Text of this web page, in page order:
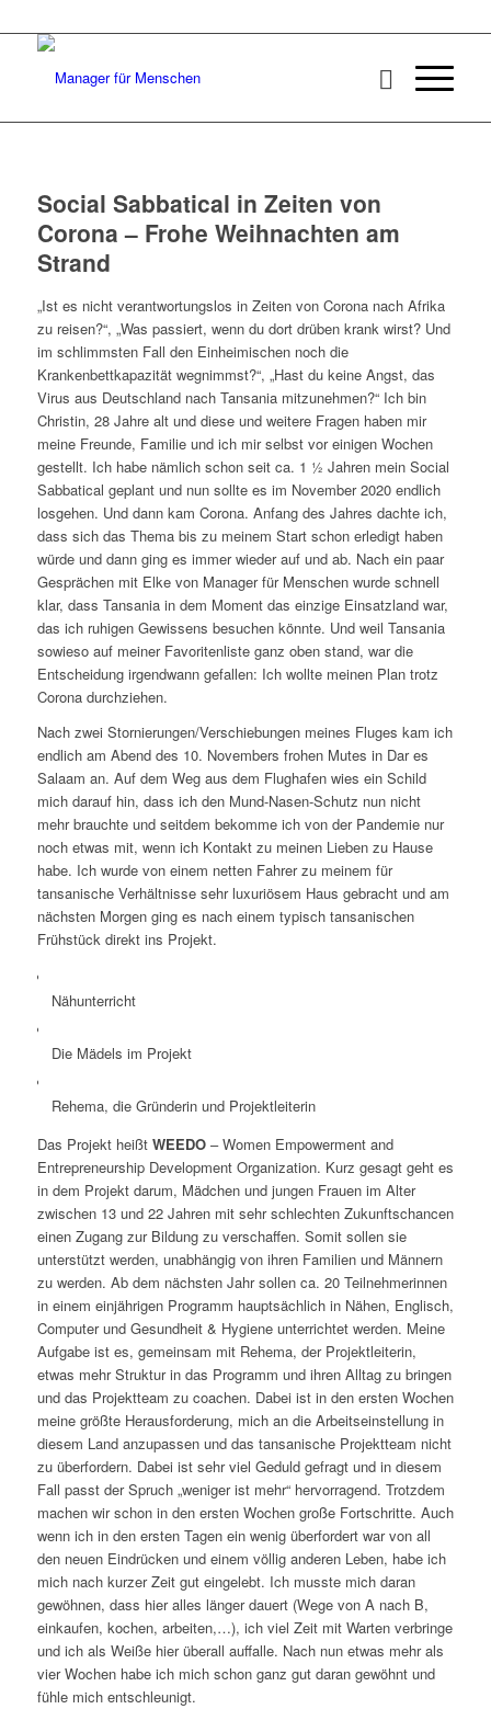
Social Sabbatical in Zeiten von
Corona – Frohe Weihnachten am
Strand
„Ist es nicht verantwortungslos in Zeiten von Corona nach Afrika
zu reisen?“, „Was passiert, wenn du dort drüben krank wirst? Und
im schlimmsten Fall den Einheimischen noch die
Krankenbettkapazität wegnimmst?“, „Hast du keine Angst, das
Virus aus Deutschland nach Tansania mitzunehmen?“ Ich bin
Christin, 28 Jahre alt und diese und weitere Fragen haben mir
meine Freunde, Familie und ich mir selbst vor einigen Wochen
gestellt. Ich habe nämlich schon seit ca. 1 ½ Jahren mein Social
Sabbatical geplant und nun sollte es im November 2020 endlich
losgehen. Und dann kam Corona. Anfang des Jahres dachte ich,
dass sich das Thema bis zu meinem Start schon erledigt haben
würde und dann ging es immer wieder auf und ab. Nach ein paar
Gesprächen mit Elke von Manager für Menschen wurde schnell
klar, dass Tansania in dem Moment das einzige Einsatzland war,
das ich ruhigen Gewissens besuchen könnte. Und weil Tansania
sowieso auf meiner Favoritenliste ganz oben stand, war die
Entscheidung irgendwann gefallen: Ich wollte meinen Plan trotz
Corona durchziehen.
Nach zwei Stornierungen/Verschiebungen meines Fluges kam ich
endlich am Abend des 10. Novembers frohen Mutes in Dar es
Salaam an. Auf dem Weg aus dem Flughafen wies ein Schild
mich darauf hin, dass ich den Mund-Nasen-Schutz nun nicht
mehr brauchte und seitdem bekomme ich von der Pandemie nur
noch etwas mit, wenn ich Kontakt zu meinen Lieben zu Hause
habe. Ich wurde von einem netten Fahrer zu meinem für
tansanische Verhältnisse sehr luxuriösem Haus gebracht und am
nächsten Morgen ging es nach einem typisch tansanischen
Frühstück direkt ins Projekt.
Nähunterricht
Die Mädels im Projekt
Rehema, die Gründerin und Projektleiterin
Das Projekt heißt WEEDO– Women Empowerment and
Entrepreneurship Development Organization. Kurz gesagt geht es
in dem Projekt darum, Mädchen und jungen Frauen im Alter
zwischen 13 und 22 Jahren mit sehr schlechten Zukunftschancen
einen Zugang zur Bildung zu verschaffen. Somit sollen sie
unterstützt werden, unabhängig von ihren Familien und Männern
zu werden. Ab dem nächsten Jahr sollen ca. 20 Teilnehmerinnen
in einem einjährigen Programm hauptsächlich in Nähen, Englisch,
Computer und Gesundheit & Hygiene unterrichtet werden. Meine
Aufgabe ist es, gemeinsam mit Rehema, der Projektleiterin,
etwas mehr Struktur in das Programm und ihren Alltag zu bringen
und das Projektteam zu coachen. Dabei ist in den ersten Wochen
meine größte Herausforderung, mich an die Arbeitseinstellung in
diesem Land anzupassen und das tansanische Projektteam nicht
zu überfordern. Dabei ist sehr viel Geduld gefragt und in diesem
Fall passt der Spruch „weniger ist mehr“ hervorragend. Trotzdem
machen wir schon in den ersten Wochen große Fortschritte. Auch
wenn ich in den ersten Tagen ein wenig überfordert war von all
den neuen Eindrücken und einem völlig anderen Leben, habe ich
mich nach kurzer Zeit gut eingelebt. Ich musste mich daran
gewöhnen, dass hier alles länger dauert (Wege von A nach B,
einkaufen, kochen, arbeiten,…), ich viel Zeit mit Warten verbringe
und ich als Weiße hier überall auffalle. Nach nun etwas mehr als
vier Wochen habe ich mich schon ganz gut daran gewöhnt und
fühle mich entschleunigt.